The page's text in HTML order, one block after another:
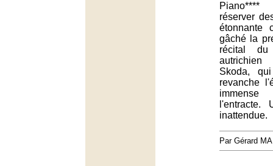
réserver
étonnante
gâché la
récital du
Skoda,
revanche
l'entracte.
inattendue.
Par Gérard